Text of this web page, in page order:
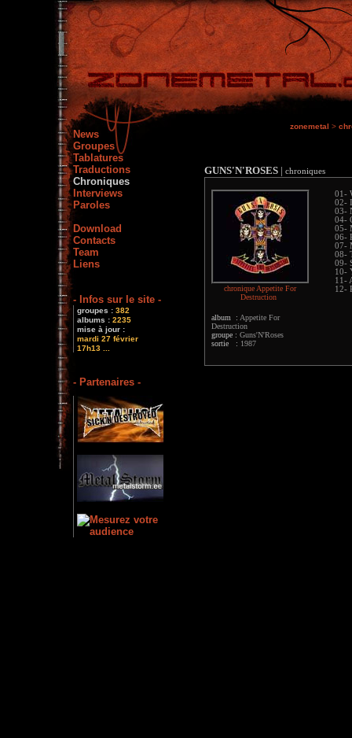
News
Groupes
Tablatures
Traductions
Chroniques
Interviews
Paroles
Download
Contacts
Team
Liens
- Infos sur le site -
groupes : 382
albums : 2235
mise à jour :
mardi 27 février
17h13 ...
- Partenaires -
zonemetal >
GUNS'N'ROSES | chroniques
chronique Appetite For
Destruction
album : Appetite For
Destruction
groupe : Guns'N'Roses
sortie : 1987
01-
02-
03-
04-
05-
06-
07-
08-
09-
10-
11-
12-